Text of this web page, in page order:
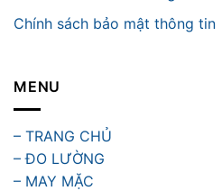
Chính sách bảo mật thông tin
MENU
– TRANG CHỦ
– ĐO LƯỜNG
– MAY MẶC